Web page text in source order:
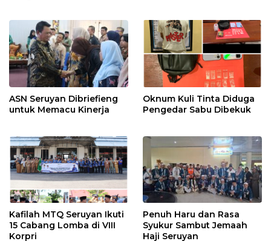
ASN Seruyan Dibriefieng
untuk Memacu Kinerja
Oknum Kuli Tinta Diduga
Pengedar Sabu Dibekuk
Kafilah MTQ Seruyan Ikuti
15 Cabang Lomba di VIII
Korpri
Penuh Haru dan Rasa
Syukur Sambut Jemaah
Haji Seruyan